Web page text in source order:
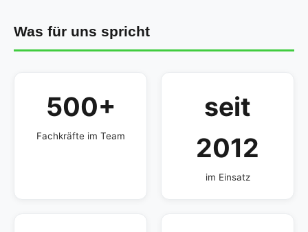
Was für uns spricht
500+
Fachkräfte im Team
seit
2012
im Einsatz